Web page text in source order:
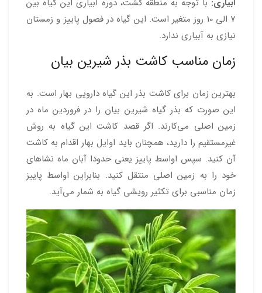
7 الی 10 روز متغیر است. این گیاه در فصول پاییز و زمستان
نیازی به آبیاری ندارد.
زمان مناسب کاشت بذر شیرین بیان
بهترین زمان برای کاشت بذر این گیاه دارویی بهار است. به
این صورت که بذر گیاه شیرین بیان را در فروردین ماه در
زمین اصلی می‌کارند. اگر قصد کاشت این گیاه به روش
غیرمستقیم را دارید، همچنان باید اوایل بهار اقدام به کاشت
آن کنید. سپس اواسط پاییز یعنی حدودا آبان ماه نشاهای
خود را به زمین اصلی منتقل کنید. بنابراین اواسط پاییز
زمان مناسبی برای تکثیر رویشی گیاه به شمار می‌آید.